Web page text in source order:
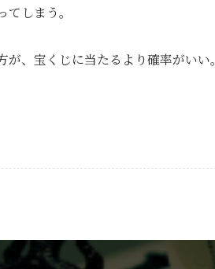
しまう。
、宝くじに当たるより確率がいい。